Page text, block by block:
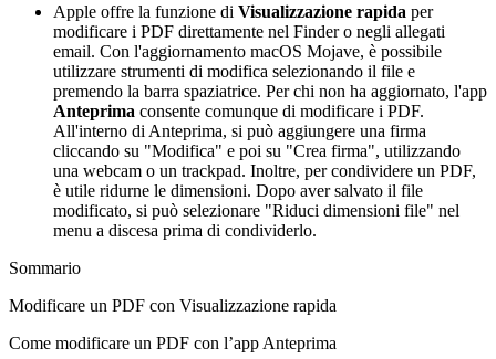
Apple offre la funzione di Visualizzazione rapida per
modificare i PDF direttamente nel Finder o negli allegati
email. Con l'aggiornamento macOS Mojave, è possibile
utilizzare strumenti di modifica selezionando il file e
premendo la barra spaziatrice. Per chi non ha aggiornato, l'app
Anteprima consente comunque di modificare i PDF.
All'interno di Anteprima, si può aggiungere una firma
cliccando su "Modifica" e poi su "Crea firma", utilizzando
una webcam o un trackpad. Inoltre, per condividere un PDF,
è utile ridurne le dimensioni. Dopo aver salvato il file
modificato, si può selezionare "Riduci dimensioni file" nel
menu a discesa prima di condividerlo.
Sommario
Modificare un PDF con Visualizzazione rapida
Come modificare un PDF con l’app Anteprima